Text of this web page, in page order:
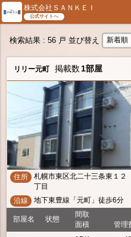
株式会社ＳＡＮＫＥＩ
公式サイトへ
検索結果 : 56 戸 並び替え 新着順
リリー元町 掲載数 1部屋
住所
札幌市東区北二十三条東１２
丁目
沿線 地下東豊線「元町」徒歩6分
部屋名 状態
間取
面積
管理